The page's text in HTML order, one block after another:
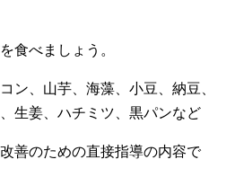
食べましょう。
ン、山芋、海藻、小豆、納豆、
生姜、ハチミツ、黒パンなど
善のための直接指導の内容で